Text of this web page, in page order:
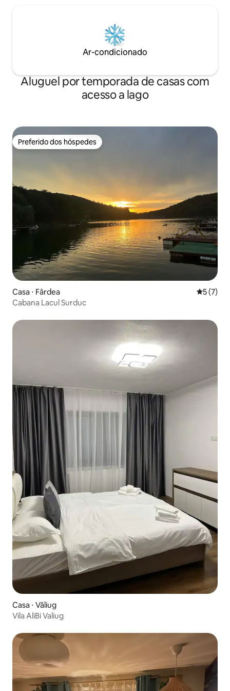
Ar-condicionado
Aluguel por temporada de casas com
acesso a lago
Preferido dos hóspedes
Preferido dos hóspedes
Casa ⋅ Fârdea 5 de
5 (7)
Cabana Lacul Surduc
Casa ⋅ Văliug
Vila AliBi Valiug